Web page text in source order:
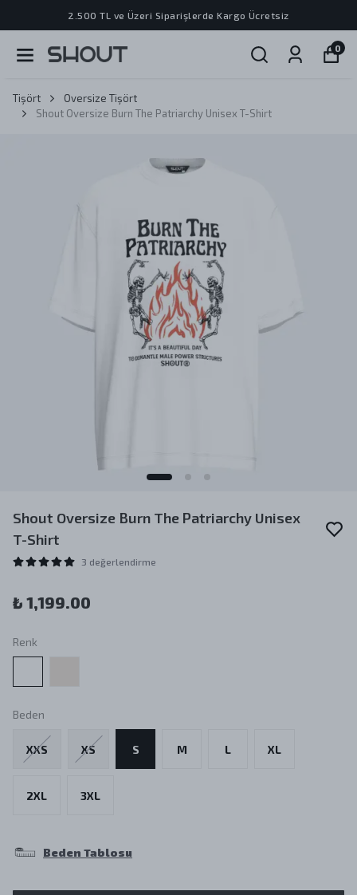
2.500 TL ve Üzeri Siparişlerde Kargo Ücretsiz
0
Tişört
Oversize Tişört
Shout Oversize Burn The Patriarchy Unisex T-Shirt
Shout Oversize Burn The Patriarchy Unisex
T-Shirt
3 değerlendirme
₺ 1,199.00
Renk
Beden
XXS XS S M L XL
2XL 3XL
Beden Tablosu